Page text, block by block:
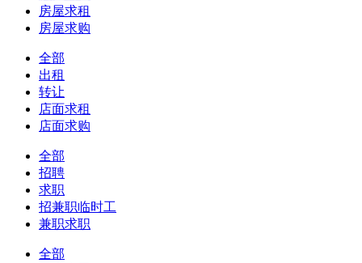
房屋求租
房屋求购
全部
出租
转让
店面求租
店面求购
全部
招聘
求职
招兼职临时工
兼职求职
全部